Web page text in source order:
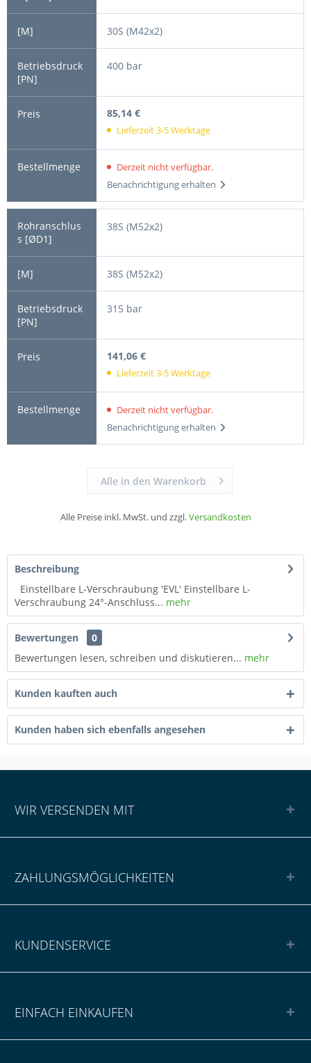
30S (M42x2)
400 bar
85,14 €
Lieferzeit 3-5 Werktage
Derzeit nicht verfügbar.
Benachrichtigung erhalten
38S (M52x2)
38S (M52x2)
315 bar
141,06 €
Lieferzeit 3-5 Werktage
Derzeit nicht verfügbar.
Benachrichtigung erhalten
Alle Preise inkl. MwSt. und zzgl.Versandkosten
Alle in den Warenkorb
Beschreibung
Einstellbare L-Verschraubung 'EVL' Einstellbare L-
Verschraubung 24°-Anschluss... mehr
Bewertungen
0
Bewertungen lesen, schreiben und diskutieren... mehr
Kunden kauften auch
Kunden haben sich ebenfalls angesehen
WIR VERSENDEN MIT
ZAHLUNGSMÖGLICHKEITEN
KUNDENSERVICE
EINFACH EINKAUFEN